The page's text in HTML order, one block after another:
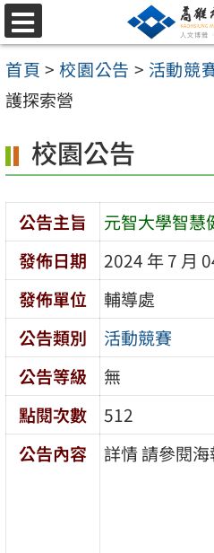
跳
至
主
要
容
區
選
單
首頁 > 校園公告 > 活動競
護探索營
校園公告
公告主旨
元智大學智慧
發佈日期
2024 年 7 月
發佈單位
輔導處
公告類別
活動競賽
公告等級
無
點閱次數
512
公告內容
詳情 請參閱海